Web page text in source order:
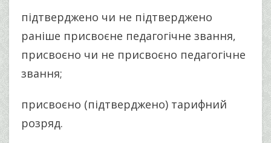
підтверджено чи не підтверджено
раніше присвоєне педагогічне звання,
присвоєно чи не присвоєно педагогічне
звання;
присвоєно (підтверджено) тарифний
розряд.